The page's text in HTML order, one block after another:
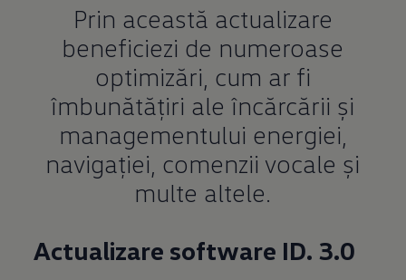
Prin această actualizare
beneficiezi de numeroase
optimizări, cum ar fi
îmbunătățiri ale încărcării și
managementului energiei,
navigației, comenzii vocale și
multe altele.
Actualizare software ID. 3.0